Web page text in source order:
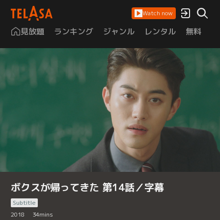
Watch now
見放題 ランキング ジャンル レンタル 無料
ボクスが帰ってきた 第14話／字幕
Subtitle
2018
34mins